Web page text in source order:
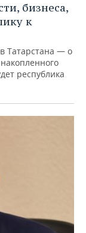
бизнеса,
к
Татарстана — о
республика